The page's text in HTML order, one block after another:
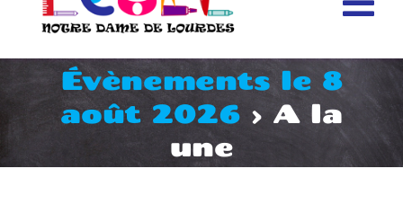
La vie à l’écoleÉvènements le 8
août 2026 › A la
une